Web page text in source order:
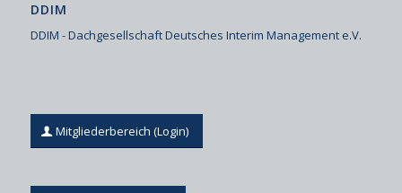
DDIM
DDIM - Dachgesellschaft Deutsches Interim Management e.V.
Mitgliederbereich (Login)